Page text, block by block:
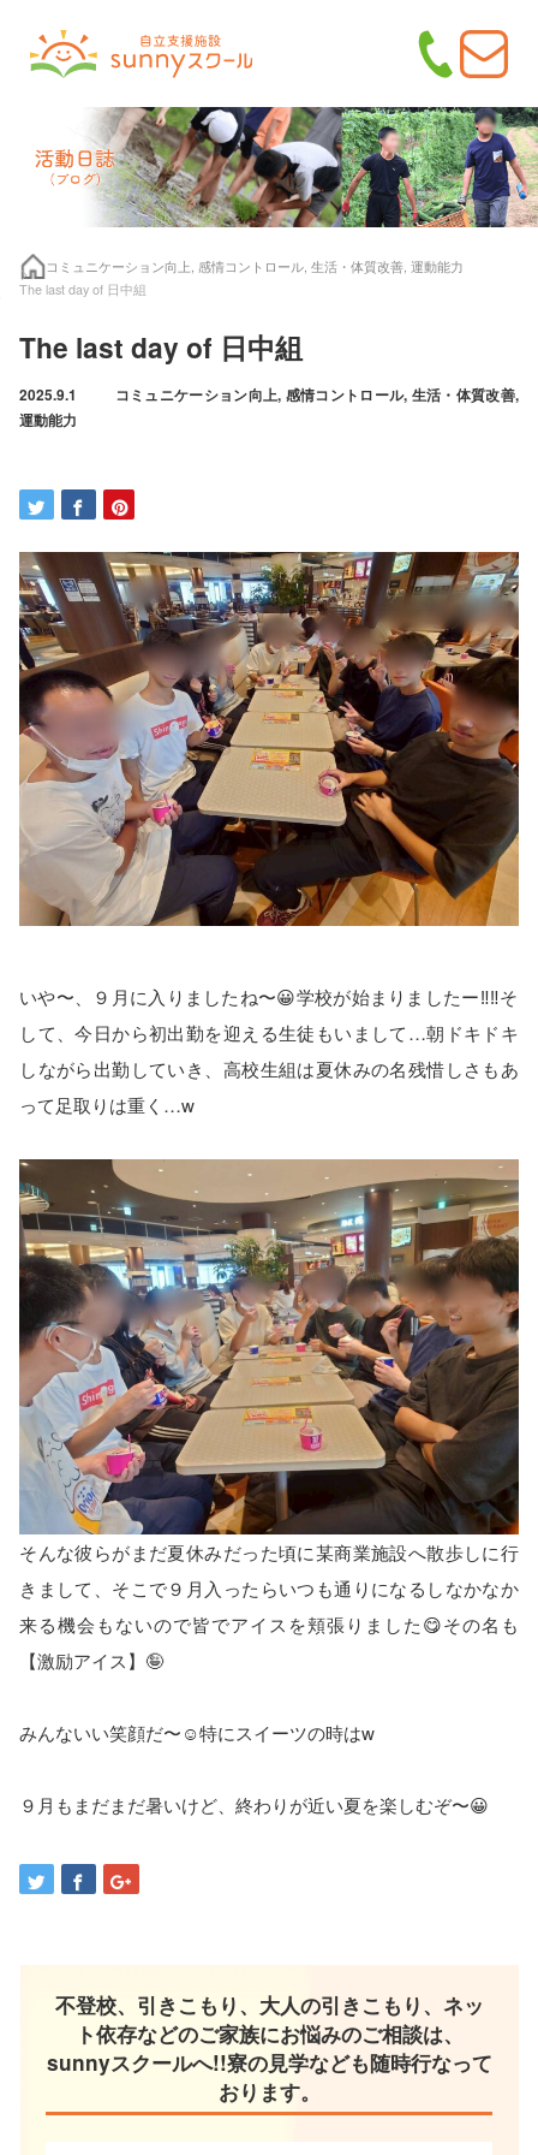
コミュニケーション向上, 感情コントロール, 生活・体質改善, 運動能力
The last day of 日中組
The last day of 日中組
2025.9.1 コミュニケーション向上, 感情コントロール, 生活・体質改善,
運動能力
いや〜、９月に入りましたね〜😀学校が始まりましたー‼️‼️そ
して、今日から初出勤を迎える生徒もいまして…朝ドキドキ
しながら出勤していき、高校生組は夏休みの名残惜しさもあ
って足取りは重く…w
そんな彼らがまだ夏休みだった頃に某商業施設へ散歩しに行
きまして、そこで９月入ったらいつも通りになるしなかなか
来る機会もないので皆でアイスを頬張りました😋その名も
【激励アイス】🤪
みんないい笑顔だ〜☺️特にスイーツの時はw
９月もまだまだ暑いけど、終わりが近い夏を楽しむぞ〜😀
不登校、引きこもり、大人の引きこもり、ネッ
ト依存などのご家族にお悩みのご相談は、
sunnyスクールへ!!寮の見学なども随時行なって
おります。